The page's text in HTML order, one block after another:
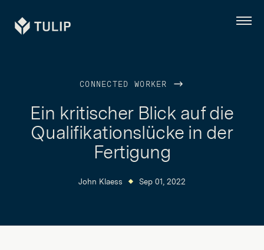
Tulip Menü
CONNECTED WORKER
Ein kritischer Blick auf die
Qualifikationslücke in der
Fertigung
John Klaess Sep 01, 2022